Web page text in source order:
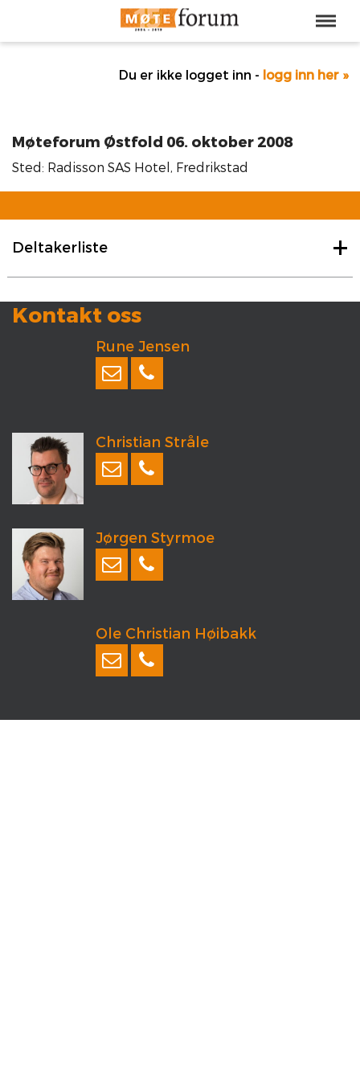
Du er ikke logget inn - logg inn her »
Møteforum Østfold 06. oktober 2008
Sted: Radisson SAS Hotel, Fredrikstad
Deltakerliste
Kontakt oss
Rune Jensen
Christian Stråle
Jørgen Styrmoe
Ole Christian Høibakk